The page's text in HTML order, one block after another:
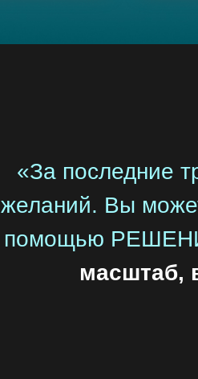
«За последние
желаний. Вы
помощью
масштаб,